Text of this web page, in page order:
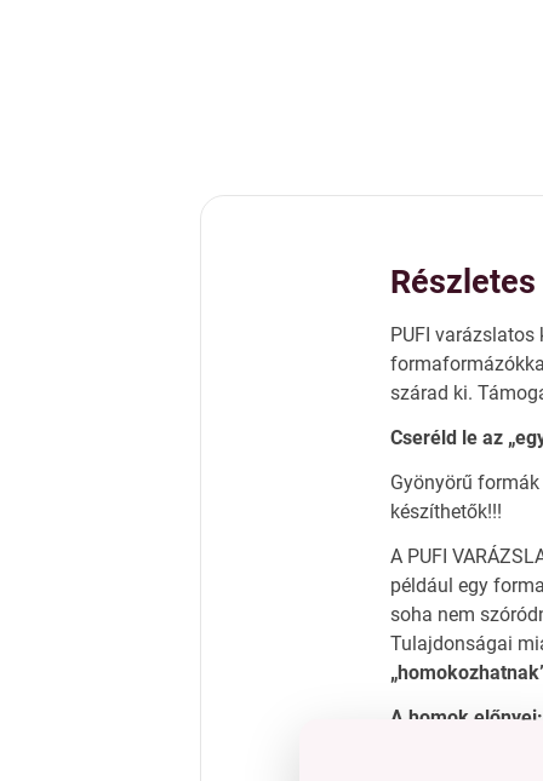
PUFI
szárad ki.
Cseréld le az
Gyönyörű
készíthetők!!!
A PUFI
például egy
soha nem
Tulajdonságai
A homok előnyei: